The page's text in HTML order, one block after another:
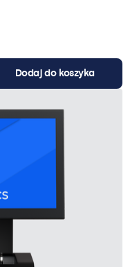
Dodaj do koszyka